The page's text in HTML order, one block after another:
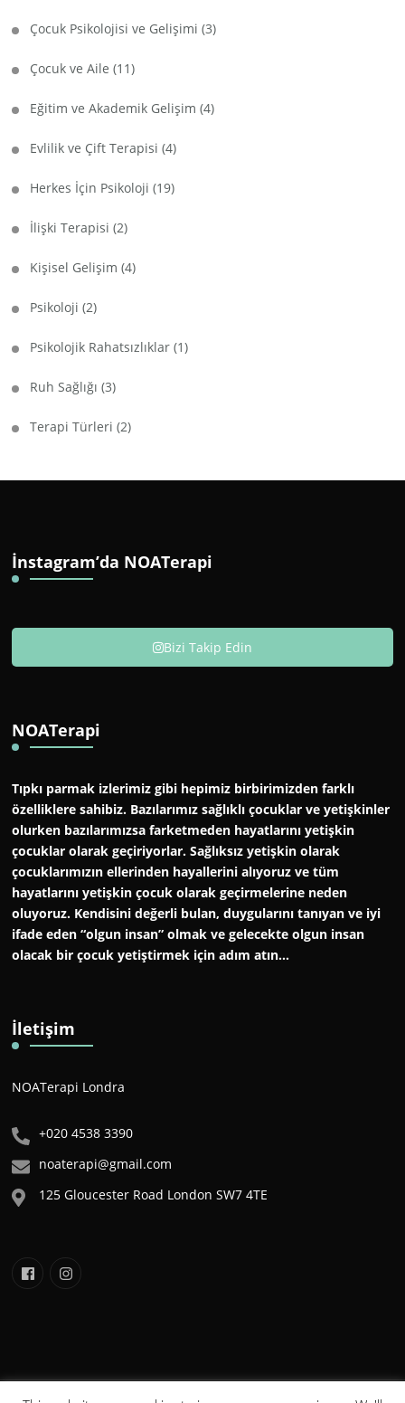
Çocuk Psikolojisi ve Gelişimi (3)
Çocuk ve Aile (11)
Eğitim ve Akademik Gelişim (4)
Evlilik ve Çift Terapisi (4)
Herkes İçin Psikoloji (19)
İlişki Terapisi (2)
Kişisel Gelişim (4)
Psikoloji (2)
Psikolojik Rahatsızlıklar (1)
Ruh Sağlığı (3)
Terapi Türleri (2)
İnstagram’da NOATerapi
Bizi Takip Edin
NOATerapi
Tıpkı parmak izlerimiz gibi hepimiz birbirimizden farklı
özelliklere sahibiz. Bazılarımız sağlıklı çocuklar ve yetişkinler
olurken bazılarımızsa farketmeden hayatlarını yetişkin
çocuklar olarak geçiriyorlar. Sağlıksız yetişkin olarak
çocuklarımızın ellerinden hayallerini alıyoruz ve tüm
hayatlarını yetişkin çocuk olarak geçirmelerine neden
oluyoruz. Kendisini değerli bulan, duygularını tanıyan ve iyi
ifade eden “olgun insan” olmak ve gelecekte olgun insan
olacak bir çocuk yetiştirmek için adım atın…
İletişim
NOATerapi Londra
+020 4538 3390
noaterapi@gmail.com
125 Gloucester Road London SW7 4TE